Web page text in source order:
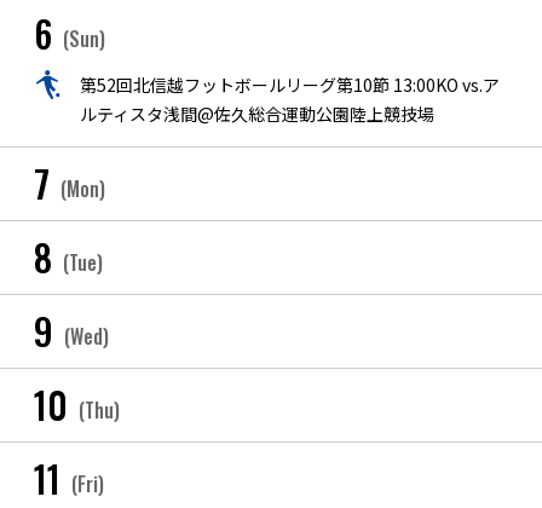
6 (Sun)
第52回北信越フットボールリーグ第10節 13:00KO vs.ア
ルティスタ浅間@佐久総合運動公園陸上競技場
7 (Mon)
8 (Tue)
9 (Wed)
10 (Thu)
11 (Fri)